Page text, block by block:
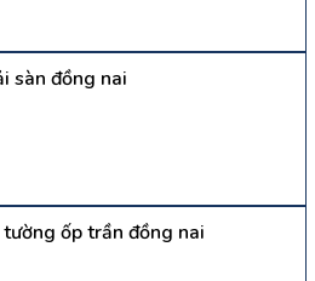
sàn đồng nai
tường ốp trần đồng nai